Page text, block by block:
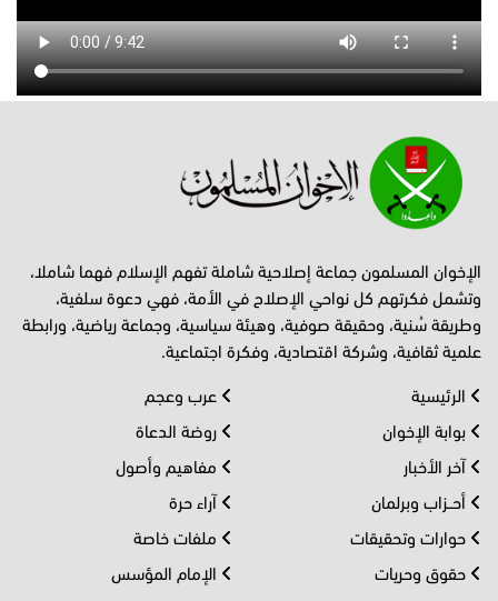
الإخوان المسلمون جماعة إصلاحية شاملة تفهم الإسلام فهما شاملا،
وتشمل فكرتهم كل نواحي الإصلاح في الأمة، فهي دعوة سلفية،
وطريقة سُنية، وحقيقة صوفية، وهيئة سياسية، وجماعة رياضية، ورابطة
علمية ثقافية، وشركة اقتصادية، وفكرة اجتماعية.
الرئيسية
بوابة الإخوان
آخر الأخبار
أحــزاب وبرلمان
حوارات وتحقيقات
حقوق وحريات
عرب وعجم
روضة الدعاة
مفاهيم وأصول
آراء حرة
ملفات خاصة
الإمام المؤسس